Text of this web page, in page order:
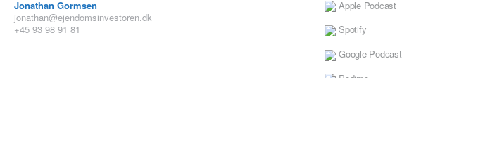
Jonathan Gormsen
jonathan@ejendomsinvestoren.dk
+45 93 98 91 81
Apple Podcast
Spotify
Google Podcast
Podimo